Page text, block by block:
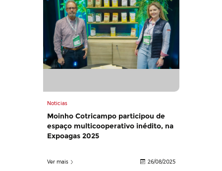
Noticias
Moinho Cotricampo participou de
espaço multicooperativo inédito, na
Expoagas 2025
Ver mais 26/08/2025